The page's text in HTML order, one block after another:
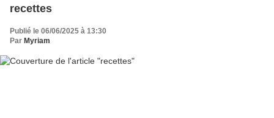
recettes
Publié le 06/06/2025 à 13:30
Par Myriam